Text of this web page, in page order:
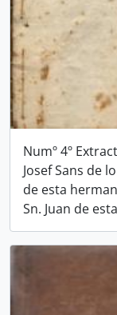
Numº 4º
Josef Sans de
de esta
Sn. Juan de